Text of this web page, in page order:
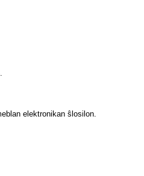
elektronikan ŝlosilon.